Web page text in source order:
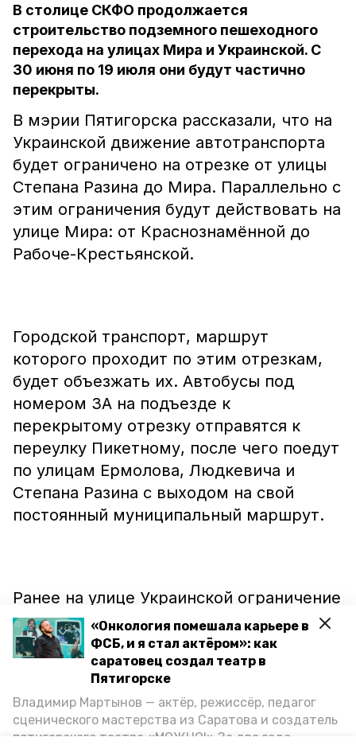
«Онкология помешала карьере в
ФСБ, и я стал актёром»: как
саратовец создал театр в
Пятигорске
Владимир Мартынов — актёр, режиссёр, педагог
сценического мастерства из Саратова и создатель
пятигорского театра «МОЖНО!» За два года
В столице СКФО продолжается
строительство подземного пешеходного
перехода на улицах Мира и Украинской. С
30 июня по 19 июля они будут частично
перекрыты.
В мэрии Пятигорска рассказали, что на
Украинской движение автотранспорта
будет ограничено на отрезке от улицы
Степана Разина до Мира. Параллельно с
этим ограничения будут действовать на
улице Мира: от Краснознамённой до
Рабоче-Крестьянской.
Городской транспорт, маршрут
которого проходит по этим отрезкам,
будет объезжать их. Автобусы под
номером 3А на подъезде к
перекрытому отрезку отправятся к
переулку Пикетному, после чего поедут
по улицам Ермолова, Людкевича и
Степана Разина с выходом на свой
постоянный муниципальный маршрут.
Ранее на улице Украинской ограничение
на движение автотранспорта
действовалос 16 до 30 июня. Также
портал Пятигорска рассказывал, что
правительство Ставрополья и ОНФ
будут вместе работать над реализацией
важнейших проектов в крае, в том